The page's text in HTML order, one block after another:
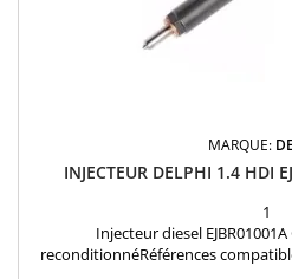
MARQUE:
INJECTEUR DELPHI 1.4 HDI
1
Injecteur diesel
reconditionnéRéférences